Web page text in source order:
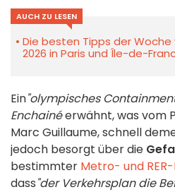
AUCH ZU LESEN
Die besten Tipps der Woche
2026 in Paris und Île-de-
Ein"olympisches
Enchainéerwähnt, was vom
Marc Guillaume, schnell
jedoch besorgt über die
bestimmter Metro- und
dass"der Verkehrsplan die